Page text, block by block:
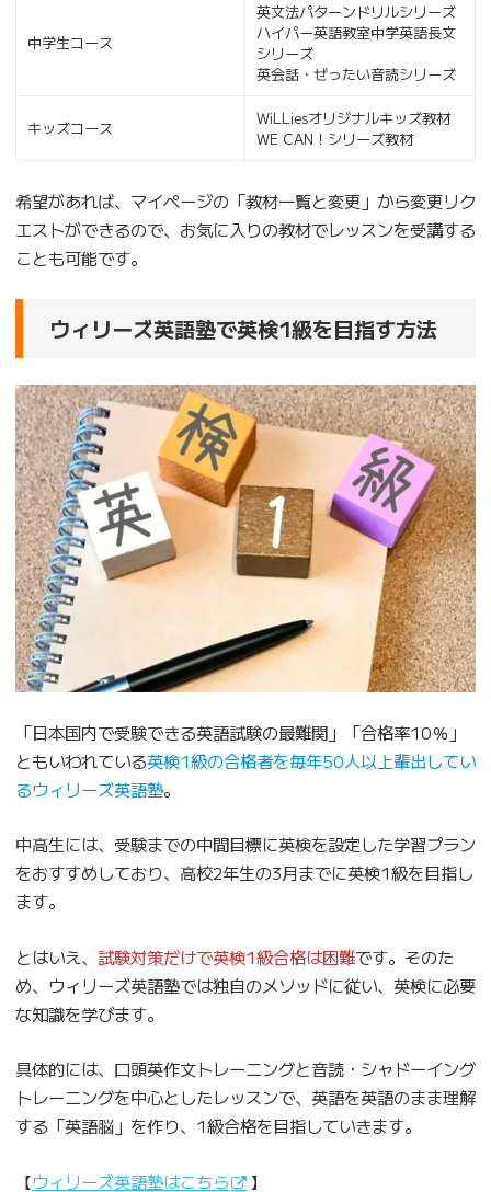
中学生コース
英文法パターンドリルシリーズ
ハイパー英語教室中学英語長文
シリーズ
英会話・ぜったい音読シリーズ
キッズコース
WiLLiesオリジナルキッズ教材
WE CAN！シリーズ教材
希望があれば、マイページの「教材一覧と変更」から変更リク
エストができるので、お気に入りの教材でレッスンを受講する
ことも可能です。
ウィリーズ英語塾で英検1級を目指す方法
「日本国内で受験できる英語試験の最難関」「合格率10％」
ともいわれている英検1級の合格者を毎年50人以上輩出してい
るウィリーズ英語塾。
中高生には、受験までの中間目標に英検を設定した学習プラン
をおすすめしており、高校2年生の3月までに英検1級を目指し
ます。
とはいえ、 試験対策だけで英検1級合格は困難です。そのた
め、ウィリーズ英語塾では独自のメソッドに従い、英検に必要
な知識を学びます。
具体的には、口頭英作文トレーニングと音読・シャドーイング
トレーニングを中心としたレッスンで、英語を英語のまま理解
する「英語脳」を作り、1級合格を目指していきます。
【ウィリーズ英語塾はこちら 】